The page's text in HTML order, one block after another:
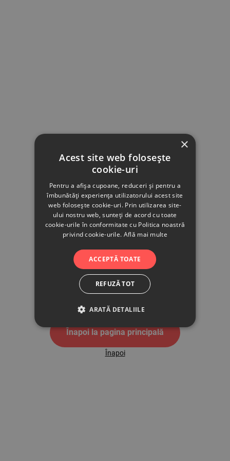
500
Înapoi la pagina principală
Înapoi
×
Acest site web folosește
cookie-uri
Pentru a afișa cupoane, reduceri și pentru a
îmbunătăți experiența utilizatorului acest site
web folosește cookie-uri. Prin utilizarea site-
ului nostru web, sunteți de acord cu toate
cookie-urile în conformitate cu Politica noastră
privind cookie-urile. Află mai multe
ACCEPTĂ TOATE
REFUZĂ TOT
ARATĂ DETALIILE